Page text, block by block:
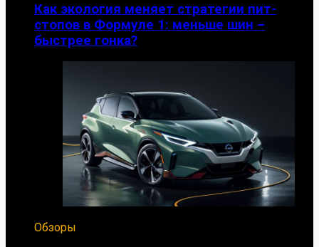
Как экология меняет стратегии пит-
стопов в Формуле 1: меньше шин –
быстрее гонка?
Обзоры